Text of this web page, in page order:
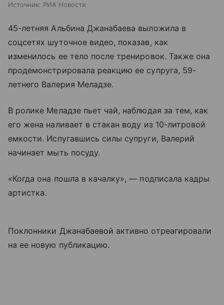
Источник: РИА Новости
45-летняя Альбина Джанабаева выложила в
соцсетях шуточное видео, показав, как
изменилось ее тело после тренировок. Также она
продемонстрировала реакцию ее супруга, 59-
летнего Валерия Меладзе.
В ролике Меладзе пьет чай, наблюдая за тем, как
его жена наливает в стакан воду из 10-литровой
емкости. Испугавшись силы супруги, Валерий
начинает мыть посуду.
«Когда она пошла в качалку», — подписала кадры
артистка.
Поклонники Джанабаевой активно отреагировали
на ее новую публикацию.